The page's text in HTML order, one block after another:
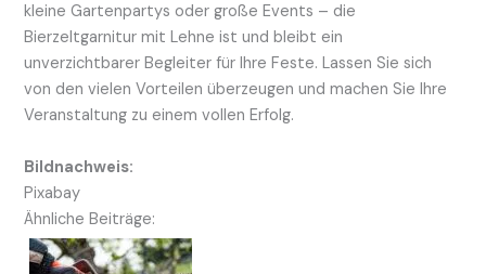
kleine Gartenpartys oder große Events – die
Bierzeltgarnitur mit Lehne ist und bleibt ein
unverzichtbarer Begleiter für Ihre Feste. Lassen Sie sich
von den vielen Vorteilen überzeugen und machen Sie Ihre
Veranstaltung zu einem vollen Erfolg.
Bildnachweis:
Pixabay
Ähnliche Beiträge: